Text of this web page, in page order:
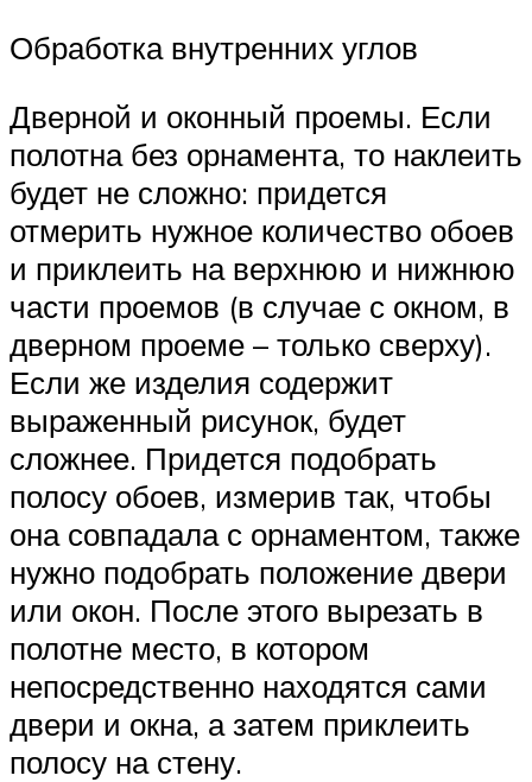
Обработка внутренних углов
Дверной и оконный проемы. Если
полотна без орнамента, то наклеить
будет не сложно: придется
отмерить нужное количество обоев
и приклеить на верхнюю и нижнюю
части проемов (в случае с окном, в
дверном проеме – только сверху).
Если же изделия содержит
выраженный рисунок, будет
сложнее. Придется подобрать
полосу обоев, измерив так, чтобы
она совпадала с орнаментом, также
нужно подобрать положение двери
или окон. После этого вырезать в
полотне место, в котором
непосредственно находятся сами
двери и окна, а затем приклеить
полосу на стену.